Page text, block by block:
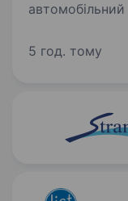
та
5 год. тому